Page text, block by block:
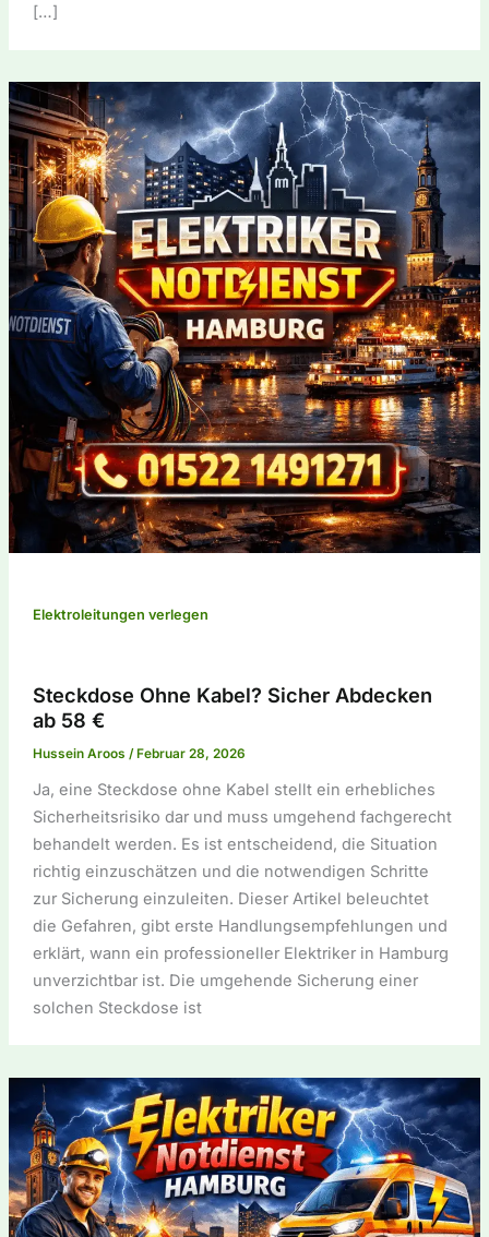
[…]
Elektroleitungen verlegen
Steckdose Ohne Kabel? Sicher Abdecken
ab 58 €
Hussein Aroos /Februar 28, 2026
Ja, eine Steckdose ohne Kabel stellt ein erhebliches
Sicherheitsrisiko dar und muss umgehend fachgerecht
behandelt werden. Es ist entscheidend, die Situation
richtig einzuschätzen und die notwendigen Schritte
zur Sicherung einzuleiten. Dieser Artikel beleuchtet
die Gefahren, gibt erste Handlungsempfehlungen und
erklärt, wann ein professioneller Elektriker in Hamburg
unverzichtbar ist. Die umgehende Sicherung einer
solchen Steckdose ist